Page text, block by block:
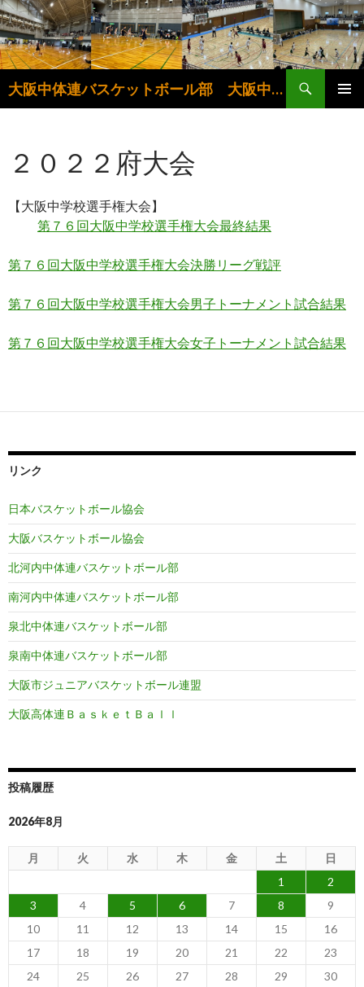
大阪中体連バスケットボール部 大阪中学生バスケットボール連盟
検
索
ン
ツ
ス
プ
２０２２府大会
【大阪中学校選手権大会】
第７６回大阪中学校選手権大会最終結果
第７６回大阪中学校選手権大会決勝リーグ戦評
第７６回大阪中学校選手権大会男子トーナメント試合結果
第７６回大阪中学校選手権大会女子トーナメント試合結果
リンク
日本バスケットボール協会
大阪バスケットボール協会
北河内中体連バスケットボール部
南河内中体連バスケットボール部
泉北中体連バスケットボール部
泉南中体連バスケットボール部
大阪市ジュニアバスケットボール連盟
大阪高体連ＢａｓｋｅｔＢａｌｌ
投稿履歴
2026年8月
月 火 水 木 金 土
日
1
2
3
4 5 6 7 8
9
10
11 12 13 14 15
16
17
18 19 20 21 22
23
24
25 26 27 28 29
30